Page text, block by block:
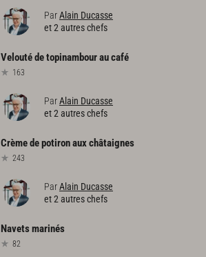
ParAlain Ducasse
et 2 autres chefs
Veloutédetopinambouraucafé
163
ParAlain Ducasse
et 2 autres chefs
Crèmedepotironauxchâtaignes
243
ParAlain Ducasse
et 2 autres chefs
Navetsmarinés
82